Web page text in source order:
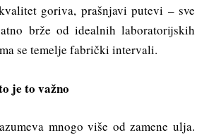
goriva, prašnjavi putevi – sve
brže od idealnih laboratorijskih
se temelje fabrički intervali.
je to važno
mnogo više od zamene ulja.